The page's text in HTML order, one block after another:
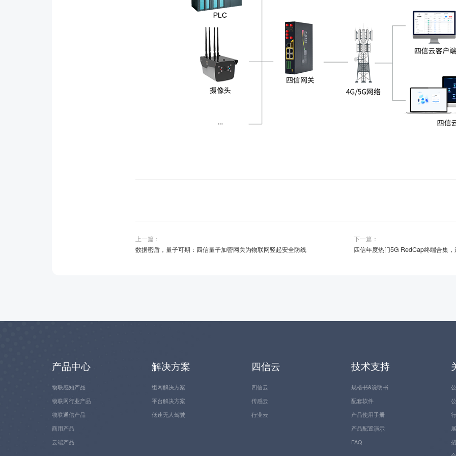
上一篇：
数据密盾，量子可期：四信量子加密网关为物联网竖起安全防线
下一篇：
四信年度热门5G RedCap终端合集
产品中心
物联感知产品
物联网行业产品
物联通信产品
商用产品
云端产品
解决方案
组网解决方案
平台解决方案
低速无人驾驶
四信云
四信云
传感云
行业云
技术支持
规格书&说明书
配套软件
产品使用手册
产品配置演示
FAQ